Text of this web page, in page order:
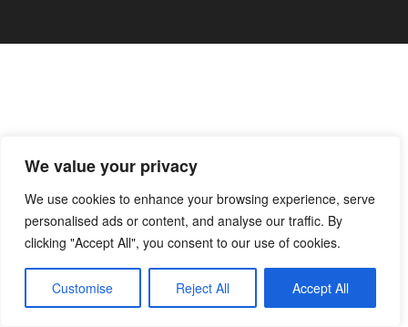
We value your privacy
We use cookies to enhance your browsing experience, serve
personalised ads or content, and analyse our traffic. By
clicking "Accept All", you consent to our use of cookies.
Customise Reject All Accept All